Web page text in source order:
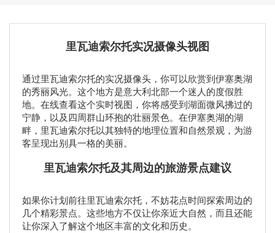
里瓦迪索尔托实况摄像头视图
通过里瓦迪索尔托的实况摄像头，你可以欣赏到伊塞奥湖
的秀丽风光。这个地方是意大利北部一个迷人的度假胜
地。在线查看这个实时视图，你将感受到湖面微风拂过的
宁静，以及四周群山环抱的壮丽景色。在伊塞奥湖的湖
畔，里瓦迪索尔托以其独特的地理位置和自然景观，为游
客呈现出别具一格的美丽。
里瓦迪索尔托及其周边的旅游景点建议
如果你计划前往里瓦迪索尔托，不妨花点时间探索周边的
几个精彩景点。这些地方不仅让你亲近大自然，而且还能
让你深入了解这个地区丰富的文化和历史。